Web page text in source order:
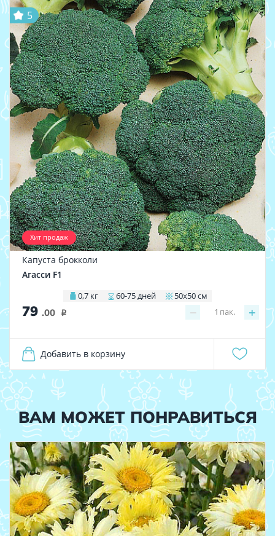
Хит продаж
5
Капуста брокколи
Агасси F1
0,7 кг 60-75 дней 50х50 см
79 .00 i − +
1 пак.
Добавить в корзину
ВАМ МОЖЕТ ПОНРАВИТЬСЯ